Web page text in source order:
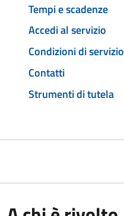
Tempi e scadenze
Accedi al servizio
Condizioni di servizio
Contatti
Strumenti di tutela